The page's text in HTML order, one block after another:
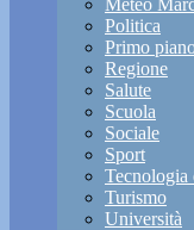
Meteo
Politica
Primo
Regione
Salute
Scuola
Sociale
Sport
Tecnologia
Turismo
Università